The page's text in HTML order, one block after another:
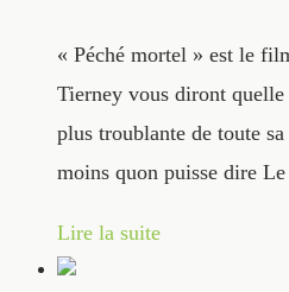
« Péché mortel » est le
Tierney vous diront
plus troublante de toute
moins quon puisse dire
Lire la suite